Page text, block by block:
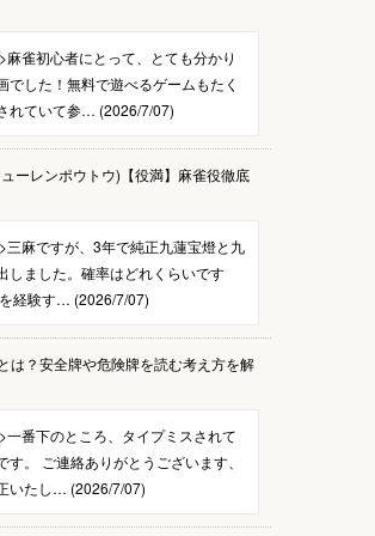
>麻雀初心者にとって、とても分かり
でした！無料で遊べるゲームもたく
れていて参… (2026/7/07)
ーレンポウトウ)【役満】麻雀役徹底
>三麻ですが、3年で純正九蓮宝燈と九
しました。確率はどれくらいです
経験す… (2026/7/07)
は？安全牌や危険牌を読む考え方を解
>一番下のところ、タイプミスされて
す。 ご連絡ありがとうございます、
いたし… (2026/7/07)